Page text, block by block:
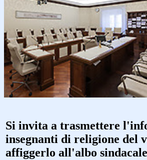
Si invita a trasmettere
insegnanti di religione del
affiggerlo all'albo